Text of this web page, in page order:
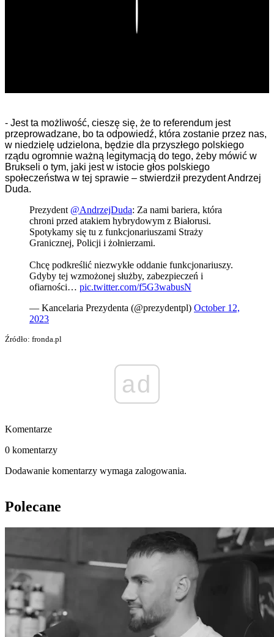
- Jest ta możliwość, cieszę się, że to referendum jest
przeprowadzane, bo ta odpowiedź, która zostanie przez nas,
w niedzielę udzielona, będzie dla przyszłego polskiego
rządu ogromnie ważną legitymacją do tego, żeby mówić w
Brukseli o tym, jaki jest w istocie głos polskiego
społeczeństwa w tej sprawie – stwierdził prezydent Andrzej
Duda.
Prezydent @AndrzejDuda: Za nami bariera, która
chroni przed atakiem hybrydowym z Białorusi.
Spotykamy się tu z funkcjonariuszami Straży
Granicznej, Policji i żołnierzami.
Chcę podkreślić niezwykłe oddanie funkcjonariuszy.
Gdyby tej wzmożonej służby, zabezpieczeń i
ofiarności… pic.twitter.com/f5G3wabusN
— Kancelaria Prezydenta (@prezydentpl) October 12,
2023
Źródło: fronda.pl
ad
Komentarze
0 komentarzy
Dodawanie komentarzy wymaga zalogowania.
Polecane